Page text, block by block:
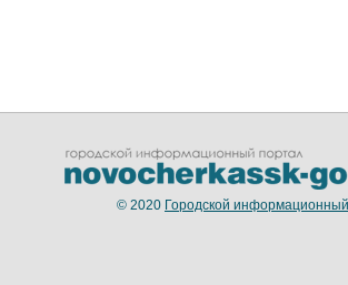
© 2020 Городской